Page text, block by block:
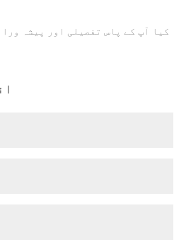
کیا آپ کے پاس تفصیلی اور پیشہ